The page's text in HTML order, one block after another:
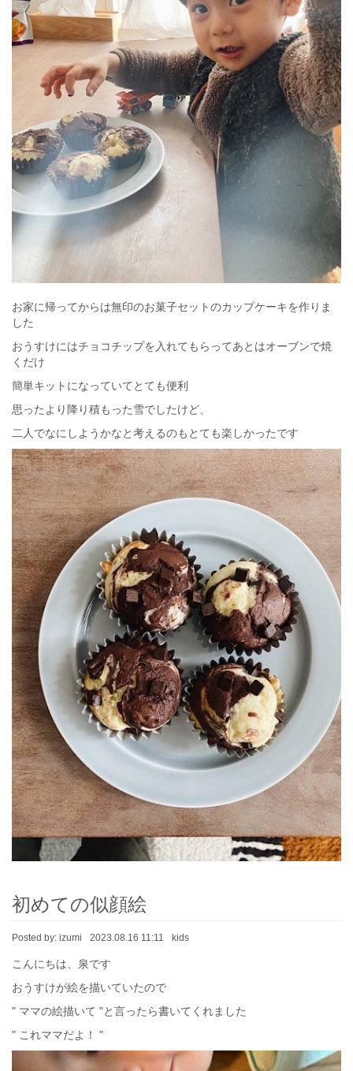
お家に帰ってからは無印のお菓子セットのカップケーキを作りま
した
おうすけにはチョコチップを入れてもらってあとはオーブンで焼
くだけ
簡単キットになっていてとても便利
思ったより降り積もった雪でしたけど、
二人でなにしようかなと考えるのもとても楽しかったです
初めての似顔絵
Posted by: izumi 2023.08.16 11:11 kids
こんにちは、泉です
おうすけが絵を描いていたので
" ママの絵描いて "と言ったら書いてくれました
" これママだよ！ "